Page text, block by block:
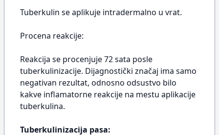
Tuberkulin se aplikuje intradermalno u vrat.
Procena reakcije:
Reakcija se procenjuje 72 sata posle
tuberkulinizacije. Dijagnostički značaj ima samo
negativan rezultat, odnosno odsustvo bilo
kakve inflamatorne reakcije na mestu aplikacije
tuberkulina.
Tuberkulinizacija pasa: